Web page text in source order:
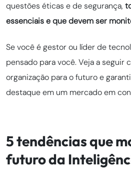
questões éticas e de segurança,
essenciais e que devem ser
Se você é gestor ou líder de
pensado para você. Veja a seguir
organização para o futuro e
destaque em um mercado em
5 tendências que
futuro da